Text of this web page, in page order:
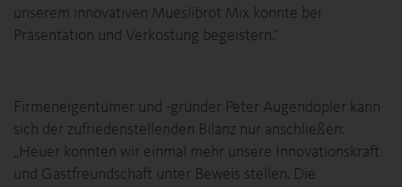
unserem innovativen Mueslibrot Mix konnte bei
Präsentation und Verkostung begeistern.“
Firmeneigentümer und -gründer Peter Augendopler kann
sich der zufriedenstellenden Bilanz nur anschließen:
„Heuer konnten wir einmal mehr unsere Innovationskraft
und Gastfreundschaft unter Beweis stellen. Die